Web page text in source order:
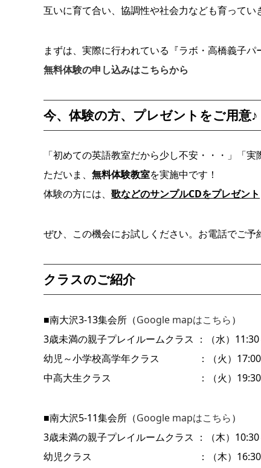
互いに育て合い、協調性や社会力なども育ってい
まずは、実際に行われている『ラボ・高橋義子
無料体験の申し込みはこちらから
今、体験の方、プレゼントをご用意♪
「初めての英語教室だから少し不安・・・」「
ただいま、 無料体験教室を実施中です！
体験の方には、 歌などのサンプルCDをプレゼント
ぜひ、この機会にお試しください。お電話でご予
クラスのご紹介
■南大沢3-13集会所（Google mapはこちら）
3歳未満の親子プレイルームクラス ：（水）
幼児～小学校高学年クラス ：（火）17:00～
中高大生クラス ：（火）19:30
■南大沢5-11集会所（Google mapはこちら）
3歳未満の親子プレイルームクラス ：（木）10:30
幼児クラス ：（木）16:30～